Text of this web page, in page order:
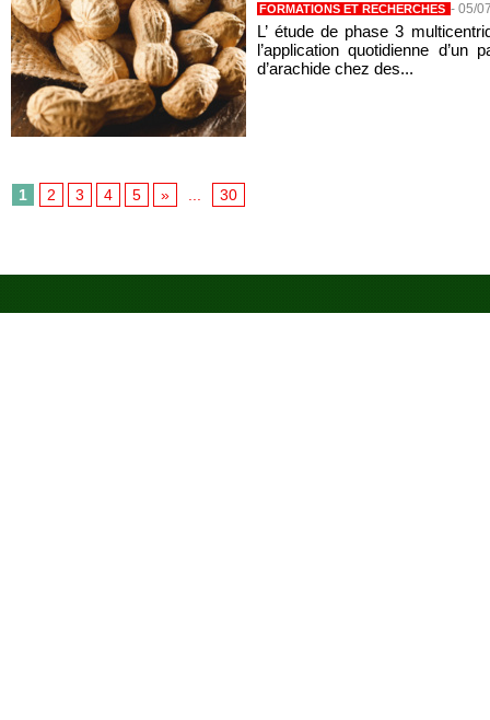
FORMATIONS ET RECHERCHES -05/
L’ étude de phase 3
l’application quotidienne d’un
d’arachide chez des...
1 2 3 4 5 » 30